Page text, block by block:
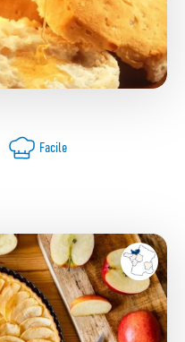
Facile